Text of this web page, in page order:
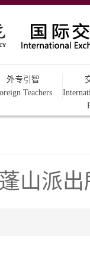
外专引智
Teachers
山派